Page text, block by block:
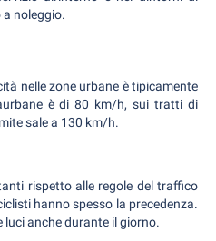
noleggio.
nelle zone urbane è tipicamente
è di 80 km/h, sui tratti di
sale a 130 km/h.
rispetto alle regole del traffico
hanno spesso la precedenza.
luci anche durante il giorno.